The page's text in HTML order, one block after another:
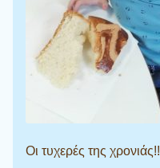
Οι τυχερές της χρονιάς!!